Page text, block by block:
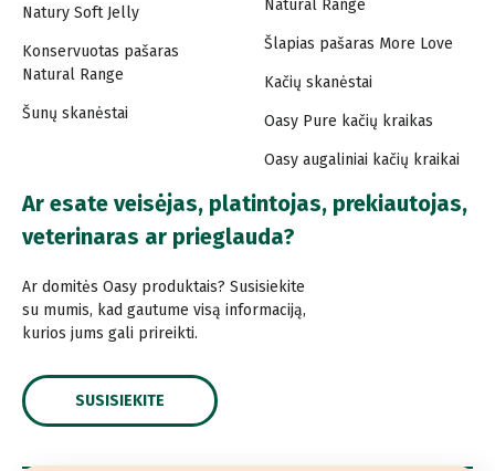
Natury Soft Jelly
Konservuotas pašaras
Natural Range
Šunų skanėstai
Natural Range
Šlapias pašaras More Love
Kačių skanėstai
Oasy Pure kačių kraikas
Oasy augaliniai kačių kraikai
Ar esate veisėjas, platintojas, prekiautojas,
veterinaras ar prieglauda?
Ar domitės Oasy produktais? Susisiekite
su mumis, kad gautume visą informaciją,
kurios jums gali prireikti.
SUSISIEKITE